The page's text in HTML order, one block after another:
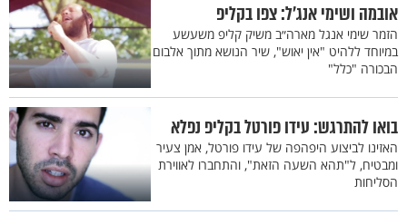
אובמה ושימי אנג'ל: צפו בקליפ
הזמר שימי אנגל מארה״ב משיק קליפ משעשע
במיוחד ללהיט "אין יאוש", שיר הנושא מתוך אלבום
הבכורה "כלל"
בואו להתרגש: עידו פורטל בקליפ נפלא
האזינו לביצוע היפהפה של עידו פורטל, אמן צעיר
ומבטיח, ל"תהא השעה הזאת", והתחברו לאווירת
הסליחות